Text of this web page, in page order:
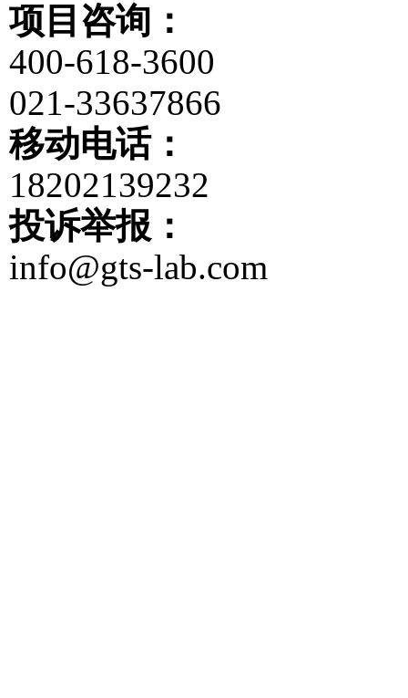
项目咨询：
400-618-3600
021-33637866
移动电话：
18202139232
投诉举报：
info@gts-lab.com